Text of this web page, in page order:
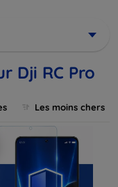
Dji RC Pro
Les moins chers